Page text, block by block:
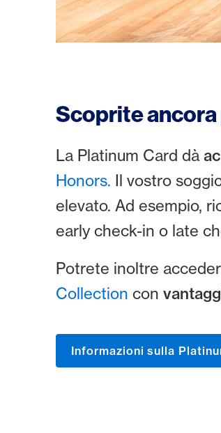
Scoprite
La Platinum Card dà
Honors. Il vostro
elevato. Ad esempio,
early check-in o late
Potrete inoltre
Collection con
Informazioni sulla